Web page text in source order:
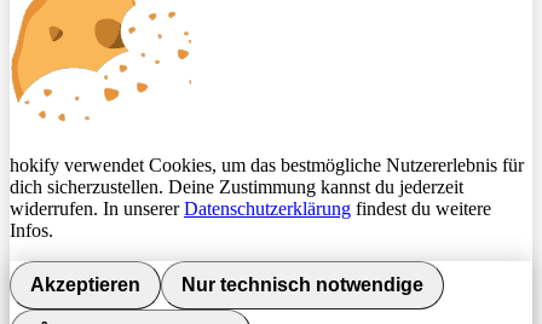
hokify verwendet Cookies, um das bestmögliche Nutzererlebnis für
dich sicherzustellen. Deine Zustimmung kannst du jederzeit
widerrufen. In unsererDatenschutzerklärung findest du weitere
Infos.
Akzeptieren Nur technisch notwendige